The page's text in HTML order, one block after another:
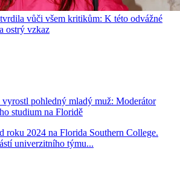
vůči všem kritikům: K této odvážné
ostrý vzkaz
vyrostl pohledný mladý muž: Moderátor
studium na Floridě
roku 2024 na Florida Southern College.
univerzitního týmu...